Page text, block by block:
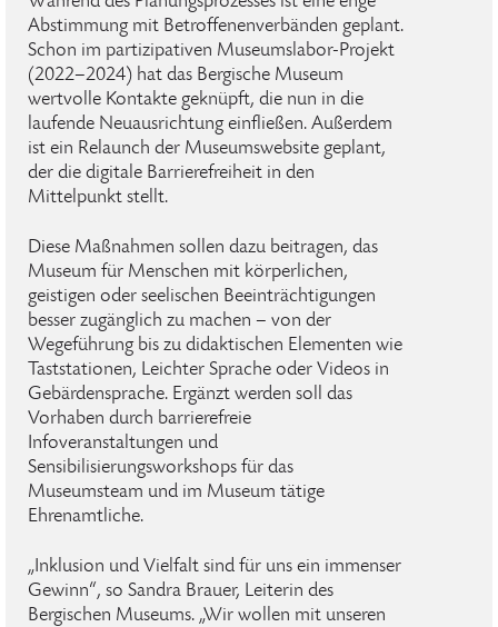
Abstimmung mit Betroffenenverbänden geplant.
Schon im partizipativen Museumslabor-Projekt
(2022–2024) hat das Bergische Museum
wertvolle Kontakte geknüpft, die nun in die
laufende Neuausrichtung einfließen. Außerdem
ist ein Relaunch der Museumswebsite geplant,
der die digitale Barrierefreiheit in den
Mittelpunkt stellt.
Diese Maßnahmen sollen dazu beitragen, das
Museum für Menschen mit körperlichen,
geistigen oder seelischen Beeinträchtigungen
besser zugänglich zu machen – von der
Wegeführung bis zu didaktischen Elementen wie
Taststationen, Leichter Sprache oder Videos in
Gebärdensprache. Ergänzt werden soll das
Vorhaben durch barrierefreie
Infoveranstaltungen und
Sensibilisierungsworkshops für das
Museumsteam und im Museum tätige
Ehrenamtliche.
„Inklusion und Vielfalt sind für uns ein immenser
Gewinn“, so Sandra Brauer, Leiterin des
Bergischen Museums. „Wir wollen mit unseren